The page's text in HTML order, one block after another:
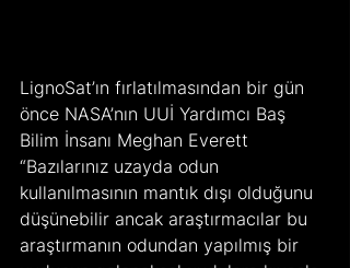
LignoSat’ın fırlatılmasından bir gün
önce NASA’nın UUİ Yardımcı Baş
Bilim İnsanı Meghan Everett
“Bazılarınız uzayda odun
kullanılmasının mantık dışı olduğunu
düşünebilir ancak araştırmacılar bu
araştırmanın odundan yapılmış bir